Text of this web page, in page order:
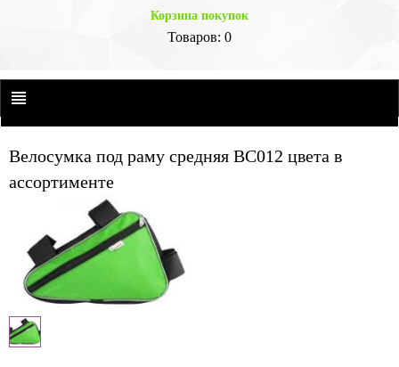
Корзина покупок
Товаров: 0
Велосумка под раму средняя ВС012 цвета в
ассортименте